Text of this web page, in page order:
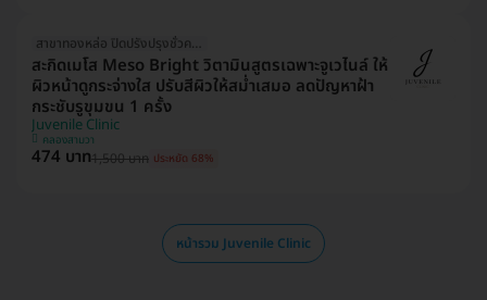
สาขาทองหล่อ ปิดปรังปรุงชั่วคราว
สะกิดเมโส Meso Bright วิตามินสูตรเฉพาะจูเวไนล์ ให้
ผิวหน้าดูกระจ่างใส ปรับสีผิวให้สม่ำเสมอ ลดปัญหาฝ้า
กระชับรูขุมขน 1 ครั้ง
Juvenile Clinic
คลองสามวา
474 บาท1,500 บาท ประหยัด 68%
หน้ารวม Juvenile Clinic